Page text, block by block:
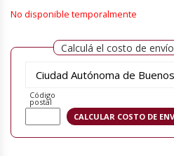
No disponible temporalmente
Calculá el costo de envío
Código
postal